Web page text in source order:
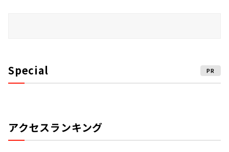
Special PR
アクセスランキング